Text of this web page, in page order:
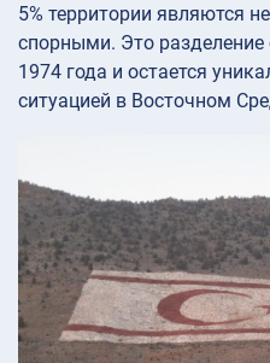
5% территории являются
спорными. Это разделение
1974 года и остается
ситуацией в Восточном